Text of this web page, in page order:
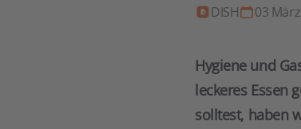
DISH 03
Hygiene und
leckeres Essen
solltest, haben